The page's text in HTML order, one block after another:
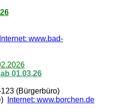
Internet: www.bad-
01.03.26
(Bürgerbüro)
Internet: www.borchen.de